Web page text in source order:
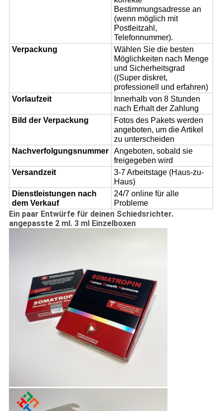
Bestimmungsadresse an
(wenn möglich mit
Postleitzahl,
Telefonnummer).
Verpackung
Wählen Sie die besten
Möglichkeiten nach Menge
und Sicherheitsgrad
((Super diskret,
professionell und erfahren)
Vorlaufzeit
Innerhalb von 8 Stunden
nach Erhalt der Zahlung
Bild der Verpackung
Fotos des Pakets werden
angeboten, um die Artikel
zu unterscheiden
Nachverfolgungsnummer
Angeboten, sobald sie
freigegeben wird
Versandzeit
3-7 Arbeitstage (Haus-zu-
Haus)
Dienstleistungen nach
dem Verkauf
24/7 online für alle
Probleme
Ein paar Entwürfe für deinen Schiedsrichter.
angepasste 2 ml. 3 ml Einzelboxen